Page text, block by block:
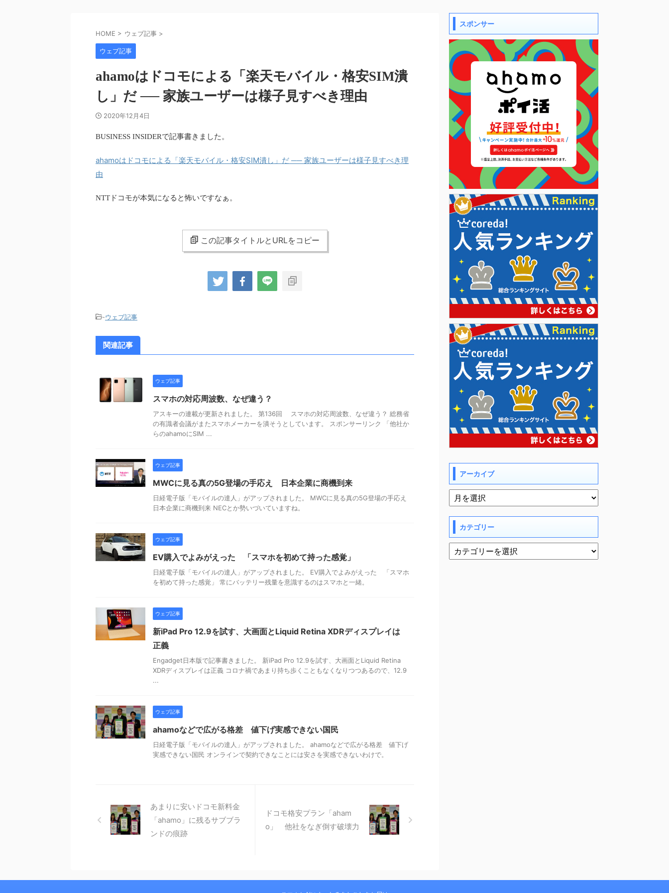
HOME > ウェブ記事 >
ウェブ記事
ahamoはドコモによる「楽天モバイル・格安SIM潰
し」だ ── 家族ユーザーは様子見すべき理由
2020年12月4日
BUSINESS INSIDERで記事書きました。
ahamoはドコモによる「楽天モバイル・格安SIM潰し」だ ── 家族ユーザーは様子見すべき理
由
NTTドコモが本気になると怖いですなぁ。
この記事タイトルとURLをコピー
-ウェブ記事
関連記事
ウェブ記事
スマホの対応周波数、なぜ違う？
アスキーの連載が更新されました。 第136回 スマホの対応周波数、なぜ違う？ 総務省
の有識者会議がまたスマホメーカーを潰そうとしています。 スポンサーリンク 「他社か
らのahamoにSIM ...
ウェブ記事
MWCに見る真の5G登場の手応え 日本企業に商機到来
日経電子版「モバイルの達人」がアップされました。 MWCに見る真の5G登場の手応え
日本企業に商機到来 NECとか勢いづいていますね。
ウェブ記事
EV購入でよみがえった 「スマホを初めて持った感覚」
日経電子版「モバイルの達人」がアップされました。 EV購入でよみがえった 「スマホ
を初めて持った感覚」 常にバッテリー残量を意識するのはスマホと一緒。
ウェブ記事
新iPad Pro 12.9を試す、大画面とLiquid Retina XDRディスプレイは
正義
Engadget日本版で記事書きました。 新iPad Pro 12.9を試す、大画面とLiquid Retina
XDRディスプレイは正義 コロナ禍であまり持ち歩くこともなくなりつつあるので、12.9
...
ウェブ記事
ahamoなどで広がる格差 値下げ実感できない国民
日経電子版「モバイルの達人」がアップされました。 ahamoなどで広がる格差 値下げ
実感できない国民 オンラインで契約できなことには安さを実感できないわけで。
あまりに安いドコモ新料金
「ahamo」に残るサブブラ
ンドの痕跡
ドコモ格安プラン「aham
o」 他社をなぎ倒す破壊力
スポンサー
アーカイブ
カテゴリー